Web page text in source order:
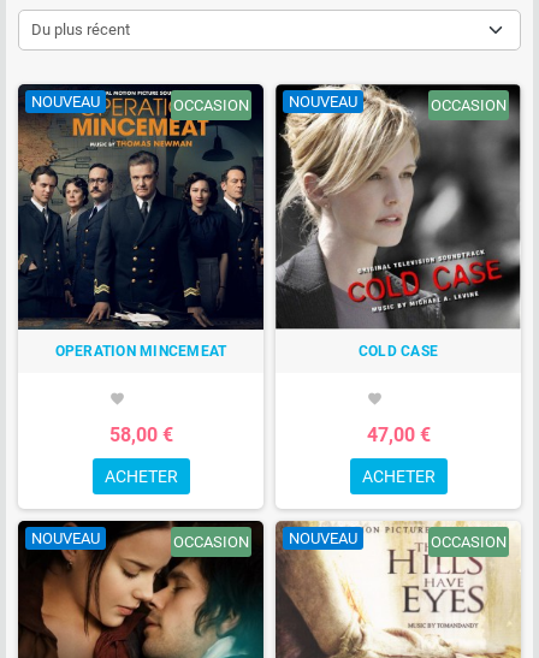
Du plus récent
NOUVEAU OCCASION
OPERATION MINCEMEAT
favorite
58,00 €
ACHETER
NOUVEAU OCCASION
COLD CASE
favorite
47,00 €
ACHETER
NOUVEAU OCCASION NOUVEAU OCCASION